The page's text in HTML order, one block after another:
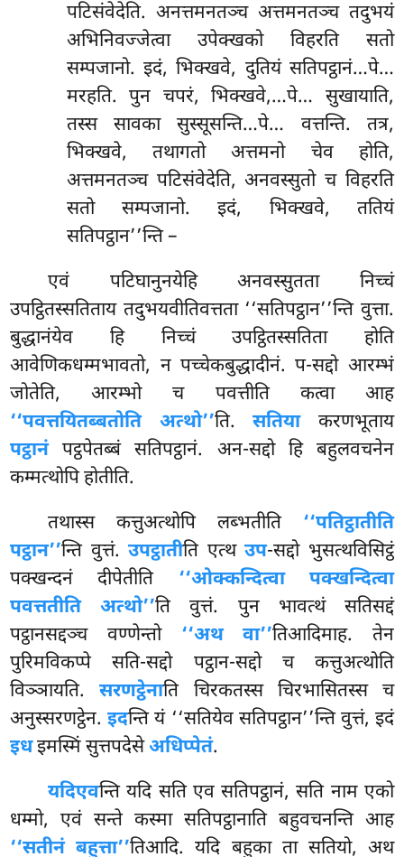
पटिसंवेदेति. अनत्तमनतञ्च अत्तमनतञ्च तदुभयं
अभिनिवज्जेत्वा उपेक्खको विहरति सतो
सम्पजानो. इदं, भिक्खवे, दुतियं सतिपट्ठानं…पे…
मरहति. पुन चपरं, भिक्खवे,…पे… सुखायाति,
तस्स सावका सुस्सूसन्ति…पे… वत्तन्ति. तत्र,
भिक्खवे, तथागतो अत्तमनो चेव होति,
अत्तमनतञ्च पटिसंवेदेति, अनवस्सुतो च विहरति
सतो सम्पजानो. इदं, भिक्खवे, ततियं
सतिपट्ठान’’न्ति –
एवं पटिघानुनयेहि अनवस्सुतता निच्चं
उपट्ठितस्सतिताय तदुभयवीतिवत्तता ‘‘सतिपट्ठान’’न्ति वुत्ता.
बुद्धानंयेव हि निच्चं उपट्ठितस्सतिता होति
आवेणिकधम्मभावतो, न पच्चेकबुद्धादीनं. प-सद्दो आरम्भं
जोतेति, आरम्भो च पवत्तीति कत्वा आह
‘‘पवत्तयितब्बतोति अत्थो’’ति.सतियाकरणभूताय
पट्ठानंपट्ठपेतब्बं सतिपट्ठानं. अन-सद्दो हि बहुलवचनेन
कम्मत्थोपि होतीति.
तथास्स कत्तुअत्थोपि लब्भतीति ‘‘पतिट्ठातीति
पट्ठान’’न्ति वुत्तं.उपट्ठातीति एत्थउप-सद्दो भुसत्थविसिट्ठं
पक्खन्दनं दीपेतीति ‘‘ओक्कन्दित्वा पक्खन्दित्वा
पवत्ततीति अत्थो’’ति वुत्तं. पुन भावत्थं सतिसद्दं
पट्ठानसद्दञ्च वण्णेन्तो ‘‘अथ वा’’तिआदिमाह. तेन
पुरिमविकप्पे सति-सद्दो पट्ठान-सद्दो च कत्तुअत्थोति
विञ्ञायति.सरणट्ठेनाति चिरकतस्स चिरभासितस्स च
अनुस्सरणट्ठेन.इदन्ति यं ‘‘सतियेव सतिपट्ठान’’न्ति वुत्तं, इदं
इधइमस्मिं सुत्तपदेसेअधिप्पेतं.
यदिएवन्ति यदि सति एव सतिपट्ठानं, सति नाम एको
धम्मो, एवं सन्ते कस्मा सतिपट्ठानाति बहुवचनन्ति आह
‘‘सतीनं बहुत्ता’’तिआदि. यदि बहुका ता सतियो, अथ